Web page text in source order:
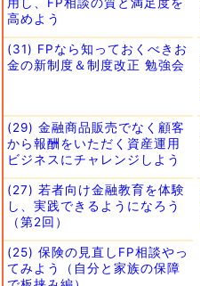
高めよう
(31) FPなら知っておくべきお
金の新制度＆制度改正 勉強会
(29) 金融商品販売でなく顧客
から報酬をいただく資産運用
ビジネスにチャレンジしよう
(27) 若者向け金融教育を体験
し、実践できるようになろう
（第2回）
(25) 保険の見直しFP相談やっ
てみよう（自分と家族の保障